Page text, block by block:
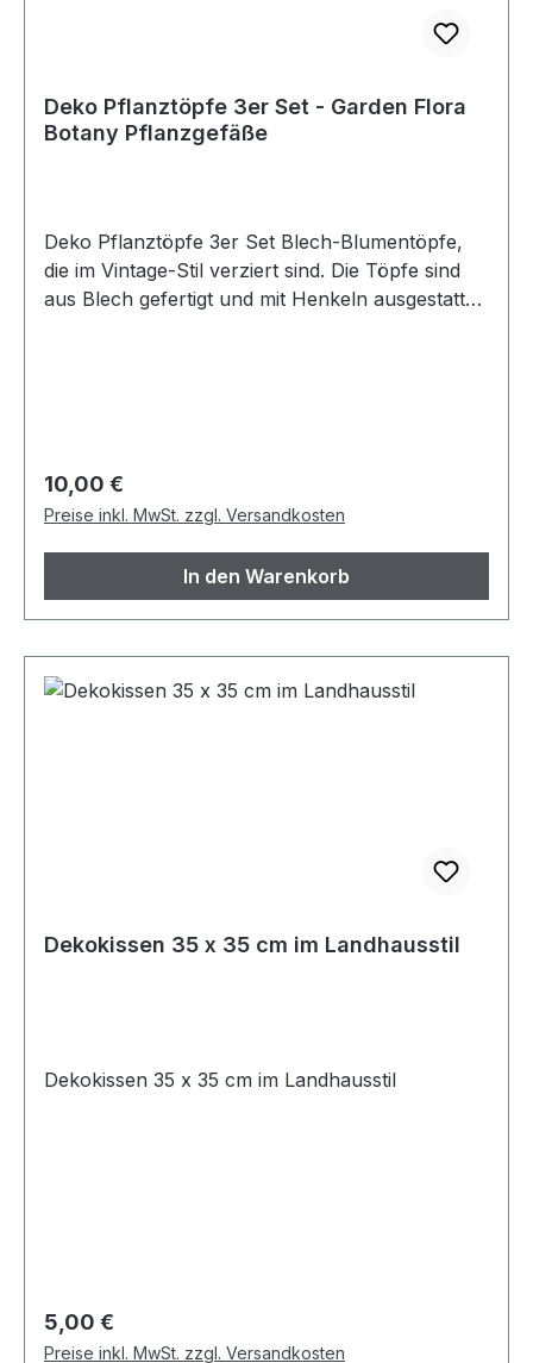
Deko Pflanztöpfe 3er Set - Garden Flora
Botany Pflanzgefäße
Deko Pflanztöpfe 3er Set Blech-Blumentöpfe,
die im Vintage-Stil verziert sind. Die Töpfe sind
aus Blech gefertigt und mit Henkeln ausgestattet.
Regulärer Preis:
10,00 €
Preise inkl. MwSt. zzgl. Versandkosten
In den Warenkorb
Dekokissen 35 x 35 cm im Landhausstil
Dekokissen 35 x 35 cm im Landhausstil
Regulärer Preis:
5,00 €
Preise inkl. MwSt. zzgl. Versandkosten